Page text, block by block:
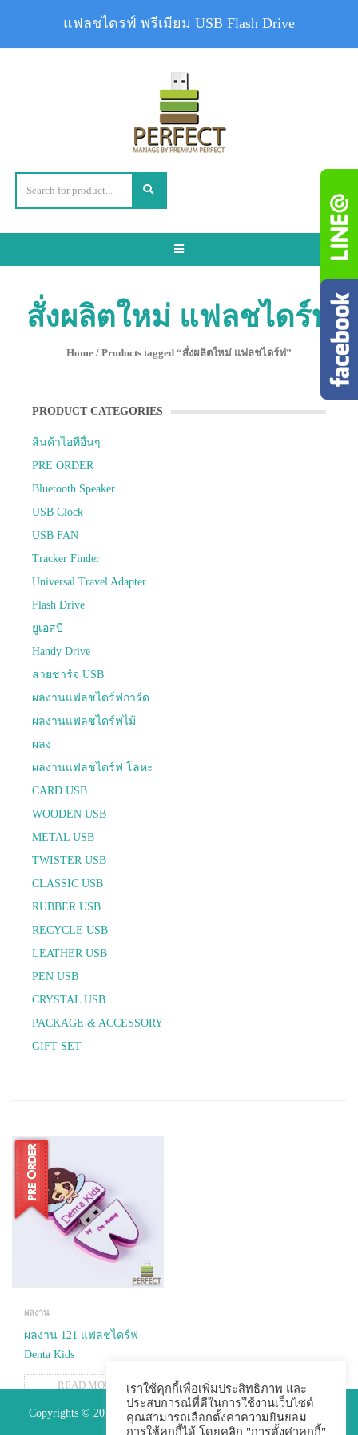
Toggle
สั่งผลิตใหม่ แฟลชไดร์ฟ
Home / Products tagged “สั่งผลิตใหม่ แฟลชไดร์ฟ”
PRODUCT CATEGORIES
สินค้าไอทีอื่นๆ
PRE ORDER
Bluetooth Speaker
USB Clock
USB FAN
Tracker Finder
Universal Travel Adapter
Flash Drive
ยูเอสบี
Handy Drive
สายชาร์จ USB
ผลงานแฟลชไดร์ฟการ์ด
ผลงานแฟลชไดร์ฟไม้
ผลง
ผลงานแฟลชไดร์ฟ โลหะ
CARD USB
WOODEN USB
METAL USB
TWISTER USB
CLASSIC USB
RUBBER USB
RECYCLE USB
LEATHER USB
PEN USB
CRYSTAL USB
PACKAGE & ACCESSORY
GIFT SET
ผลงาน
ผลงาน 121 แฟลชไดร์ฟ
Denta Kids
READ MORE
Copyrights © 2015 Premium Perfect Co.,ltd. All Rights Reserved.
เราใช้คุกกี้เพื่อเพิ่มประสิทธิภาพ และ
ประสบการณ์ที่ดีในการใช้งานเว็บไซต์
คุณสามารถเลือกตั้งค่าความยินยอม
การใช้คุกกี้ได้ โดยคลิก "การตั้งค่าคุกกี้"
แฟลชไดรฟ์ พรีเมียม USB Flash Drive